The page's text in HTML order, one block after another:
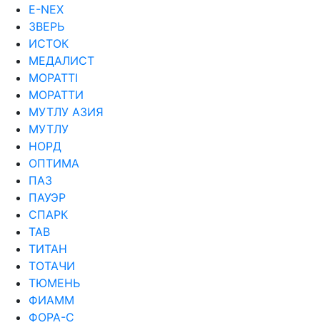
Е-NEX
ЗВЕРЬ
ИСТОК
МЕДАЛИСТ
МОРАТТI
МОРАТТИ
МУТЛУ АЗИЯ
МУТЛУ
НОРД
ОПТИМА
ПАЗ
ПАУЭР
СПАРК
ТАВ
ТИТАН
ТОТАЧИ
ТЮМЕНЬ
ФИАММ
ФОРА-С